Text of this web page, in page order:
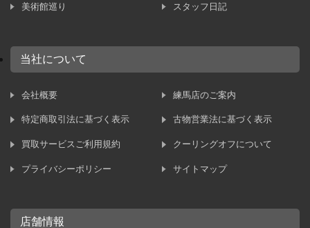
美術館巡り スタッフ日記
当社について
会社概要 練馬店のご案内
特定商取引法に基づく表示 古物営業法に基づく表示
買取サービスご利用規約 クーリングオフについて
プライバシーポリシー サイトマップ
店舗情報